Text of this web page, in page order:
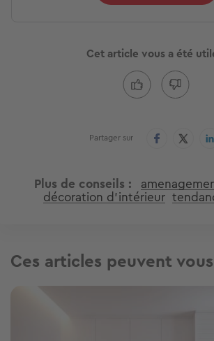
Cet article vous a été
Partager sur
Plus de conseils
décoration d'intérieur
Ces articles peuvent